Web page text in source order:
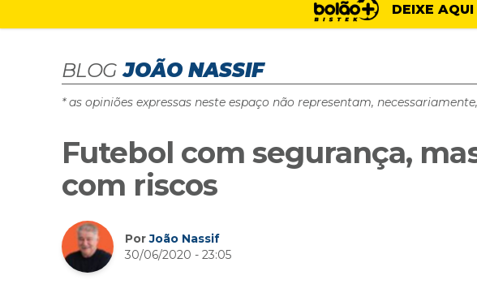
DEIXE
BLOG JOÃO NASSIF
* as opiniões expressas neste espaço não representam,
Futebol com segurança,
com riscos
PorJoão Nassif
30/06/2020 - 23:05